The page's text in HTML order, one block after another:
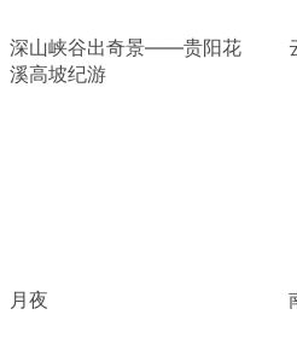
深山峡谷出奇景——贵阳花
溪高坡纪游
月夜